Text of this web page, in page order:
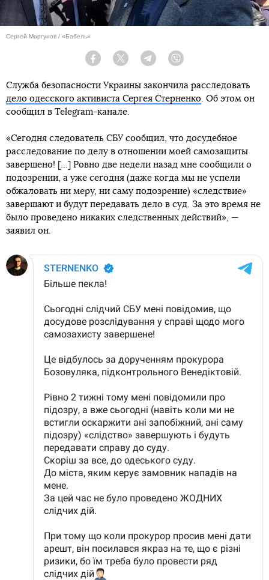
Сергей Моргунов / «Бабель»
Facebook Twitter Telegram
Служба безопасности Украины закончила расследовать
дело одесского активиста Сергея Стерненко. Об этом он
сообщил в Telegram-канале.
«Сегодня следователь СБУ сообщил, что досудебное
расследование по делу в отношении моей самозащиты
завершено! [...] Ровно две недели назад мне сообщили о
подозрении, а уже сегодня (даже когда мы не успели
обжаловать ни меру, ни саму подозрение) «следствие»
завершают и будут передавать дело в суд. За это время не
было проведено никаких следственных действий», —
заявил он.